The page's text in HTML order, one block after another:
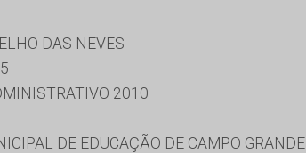
DAS NEVES
2010
DE EDUCAÇÃO DE CAMPO GRANDE